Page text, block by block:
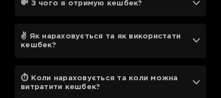
💸 З чого я отримую кешбек?
✌️ Як нараховується та як використати
кешбек?
⏱ Коли нараховується та коли можна
витратити кешбек?